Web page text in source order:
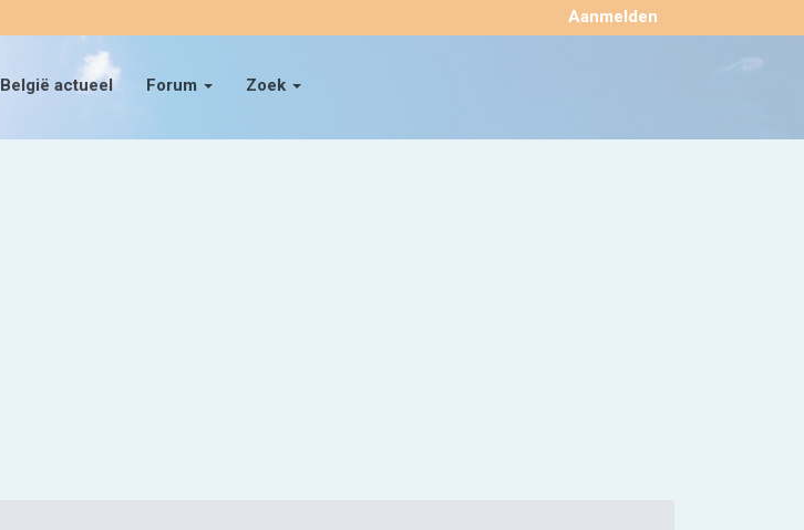
België actueel Forum Zoek
Aanmelden ×